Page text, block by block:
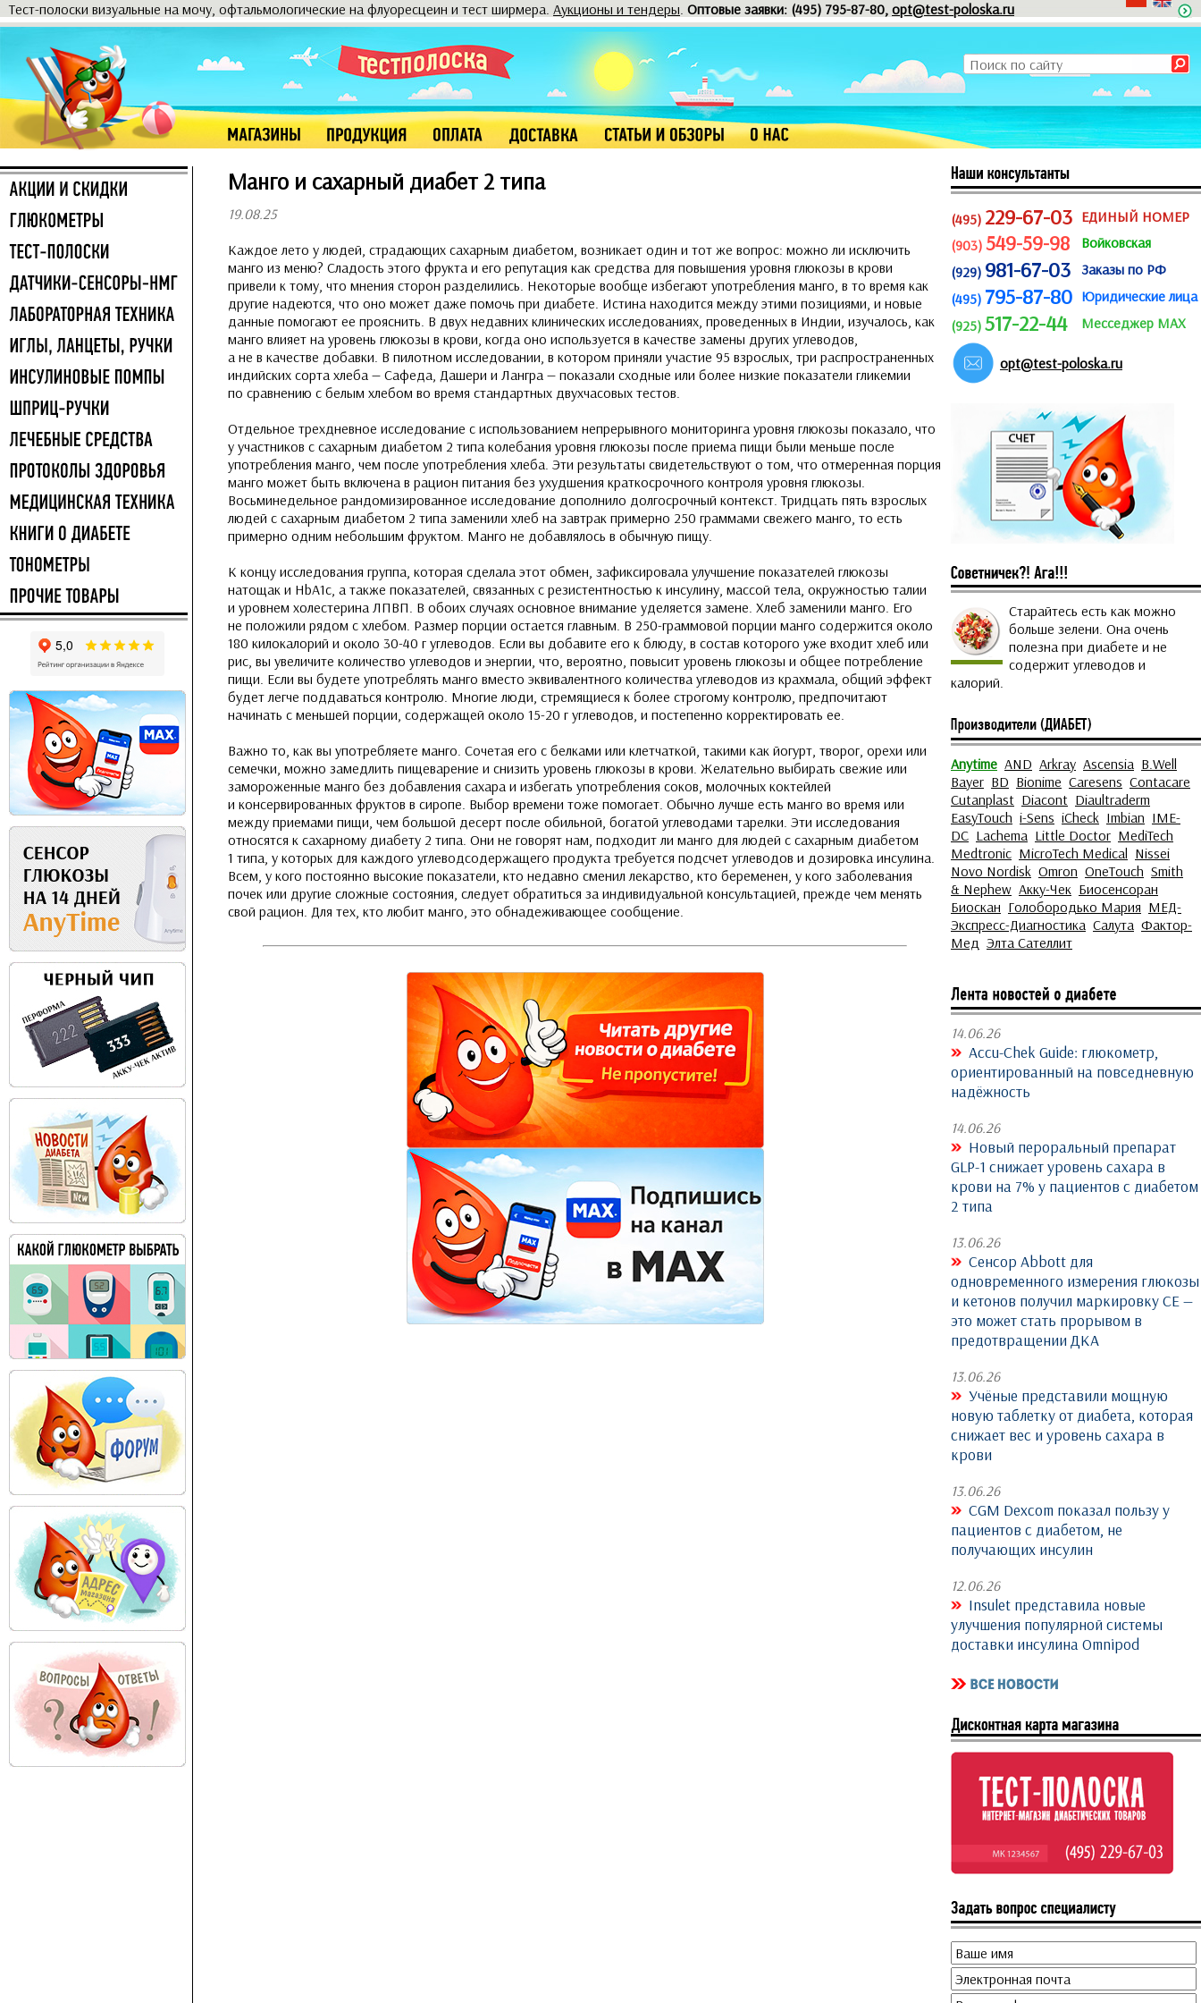
Тест-полоски визуальные на мочу, офтальмологические на флуоресцеин и тест ширмера. Аукционы и тендеры. Оптовые заявки: (495) 795-87-80, opt@test-poloska.ru
Манго и сахарный диабет 2 типа
19.08.25
Каждое лето у людей, страдающих сахарным диабетом, возникает один и тот же вопрос: можно ли исключить
манго из меню? Сладость этого фрукта и его репутация как средства для повышения уровня глюкозы в крови
привели к тому, что мнения сторон разделились. Некоторые вообще избегают употребления манго, в то время как
другие надеются, что оно может даже помочь при диабете. Истина находится между этими позициями, и новые
данные помогают ее прояснить. В двух недавних клинических исследованиях, проведенных в Индии, изучалось, как
манго влияет на уровень глюкозы в крови, когда оно используется в качестве замены других углеводов,
а не в качестве добавки. В пилотном исследовании, в котором приняли участие 95 взрослых, три распространенных
индийских сорта хлеба — Сафеда, Дашери и Лангра — показали сходные или более низкие показатели гликемии
по сравнению с белым хлебом во время стандартных двухчасовых тестов.
Отдельное трехдневное исследование с использованием непрерывного мониторинга уровня глюкозы показало, что
у участников с сахарным диабетом 2 типа колебания уровня глюкозы после приема пищи были меньше после
употребления манго, чем после употребления хлеба. Эти результаты свидетельствуют о том, что отмеренная порция
манго может быть включена в рацион питания без ухудшения краткосрочного контроля уровня глюкозы.
Восьминедельное рандомизированное исследование дополнило долгосрочный контекст. Тридцать пять взрослых
людей с сахарным диабетом 2 типа заменили хлеб на завтрак примерно 250 граммами свежего манго, то есть
примерно одним небольшим фруктом. Манго не добавлялось в обычную пищу.
К концу исследования группа, которая сделала этот обмен, зафиксировала улучшение показателей глюкозы
натощак и HbA1c, а также показателей, связанных с резистентностью к инсулину, массой тела, окружностью талии
и уровнем холестерина ЛПВП. В обоих случаях основное внимание уделяется замене. Хлеб заменили манго. Его
не положили рядом с хлебом. Размер порции остается главным. В 250-граммовой порции манго содержится около
180 килокалорий и около 30-40 г углеводов. Если вы добавите его к блюду, в состав которого уже входит хлеб или
рис, вы увеличите количество углеводов и энергии, что, вероятно, повысит уровень глюкозы и общее потребление
пищи. Если вы будете употреблять манго вместо эквивалентного количества углеводов из крахмала, общий эффект
будет легче поддаваться контролю. Многие люди, стремящиеся к более строгому контролю, предпочитают
начинать с меньшей порции, содержащей около 15-20 г углеводов, и постепенно корректировать ее.
Важно то, как вы употребляете манго. Сочетая его с белками или клетчаткой, такими как йогурт, творог, орехи или
семечки, можно замедлить пищеварение и снизить уровень глюкозы в крови. Желательно выбирать свежие или
замороженные манго без добавления сахара и избегать употребления соков, молочных коктейлей
и консервированных фруктов в сиропе. Выбор времени тоже помогает. Обычно лучше есть манго во время или
между приемами пищи, чем большой десерт после обильной, богатой углеводами тарелки. Эти исследования
относятся к сахарному диабету 2 типа. Они не говорят нам, подходит ли манго для людей с сахарным диабетом
1 типа, у которых для каждого углеводсодержащего продукта требуется подсчет углеводов и дозировка инсулина.
Всем, у кого постоянно высокие показатели, кто недавно сменил лекарство, кто беременен, у кого заболевания
почек или другие сложные состояния, следует обратиться за индивидуальной консультацией, прежде чем менять
свой рацион. Для тех, кто любит манго, это обнадеживающее сообщение.
(495) 229-67-03 ЕДИНЫЙ НОМЕР
(903) 549-59-98
Войковская
(929) 981-67-03 Заказы по РФ
(495) 795-87-80 Юридические лица
(925) 517-22-44 Месседжер MAX
opt@test-poloska.ru
Старайтесь есть как можно
больше зелени. Она очень
полезна при диабете и не
содержит углеводов и
калорий.
Anytime AND Arkray Ascensia B.Well
Bayer BD Bionime Caresens Contacare
Cutanplast Diacont Diaultraderm
EasyTouch i-Sens iCheck Imbian IME-
DC Lachema Little Doctor MediTech
Medtronic MicroTech Medical Nissei
Novo Nordisk Omron OneTouch Smith
& Nephew Акку-Чек Биосенсоран
Биоскан Голобородько Мария МЕД-
Экспресс-Диагностика Салута Фактор-
Мед Элта Сателлит
14.06.26
Accu-Chek Guide: глюкометр,
ориентированный на повседневную
надёжность
14.06.26
Новый пероральный препарат
GLP-1 снижает уровень сахара в
крови на 7% у пациентов с диабетом
2 типа
13.06.26
Сенсор Abbott для
одновременного измерения глюкозы
и кетонов получил маркировку CE —
это может стать прорывом в
предотвращении ДКА
13.06.26
Учёные представили мощную
новую таблетку от диабета, которая
снижает вес и уровень сахара в
крови
13.06.26
CGM Dexcom показал пользу у
пациентов с диабетом, не
получающих инсулин
12.06.26
Insulet представила новые
улучшения популярной системы
доставки инсулина Omnipod